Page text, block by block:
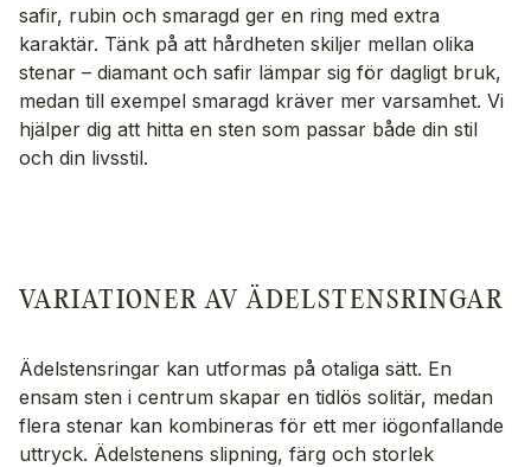
safir, rubin och smaragd ger en ring med extra
karaktär. Tänk på att hårdheten skiljer mellan olika
stenar – diamant och safir lämpar sig för dagligt bruk,
medan till exempel smaragd kräver mer varsamhet. Vi
hjälper dig att hitta en sten som passar både din stil
och din livsstil.
VARIATIONER AV ÄDELSTENSRINGAR
Ädelstensringar kan utformas på otaliga sätt. En
ensam sten i centrum skapar en tidlös solitär, medan
flera stenar kan kombineras för ett mer iögonfallande
uttryck. Ädelstenens slipning, färg och storlek